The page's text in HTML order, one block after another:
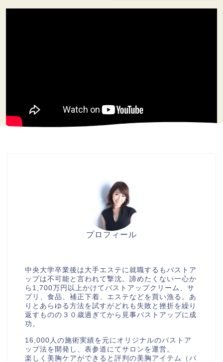
プロフィール
中央大学卒業後は大手エステに就職するもバストア
ップは不可能と言われて撃沈。諦めたくない一心か
ら1,700万円以上かけてバストアップクリーム、サ
プリ、食品、補正下着、エステなどを買い漁る。あ
りとあらゆる方法を試すがどれも失敗と挫折を繰り
返すものの３０歳過ぎてから見事バストアップに成
功。
16,000人の施術実績を元にオリジナルのバストア
ップ法を開発し、表参道にてサロンを運営。
楽しく美胸ケアができると評判の美胸アイテム（バ
メルマガ ＬＩＮＥ